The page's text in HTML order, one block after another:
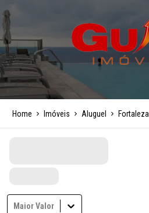
Home Imóveis Aluguel Fortaleza
Maior Valor